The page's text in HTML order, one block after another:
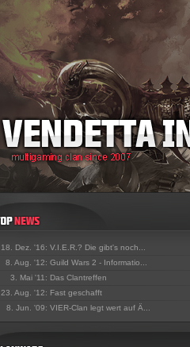
18. Dez. '16: V.I.E.R.? Die gibt's noch...
8. Aug. '12: Guild Wars 2 - Informatio...
3. Mai '11: Das Clantreffen
23. Aug. '12: Fast geschafft
8. Jun. '09: VIER-Clan legt wert auf Ä...